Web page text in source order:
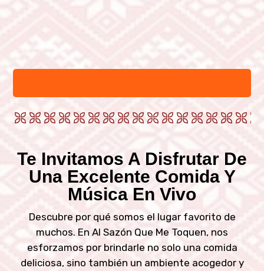
tampiqueña o la tradicional cochinita pibil, que te
Te Invitamos A Disfrutar De
Una Excelente Comida Y
Música En Vivo
Descubre por qué somos el lugar favorito de
muchos. En Al Sazón Que Me Toquen, nos
esforzamos por brindarle no solo una comida
deliciosa, sino también un ambiente acogedor y